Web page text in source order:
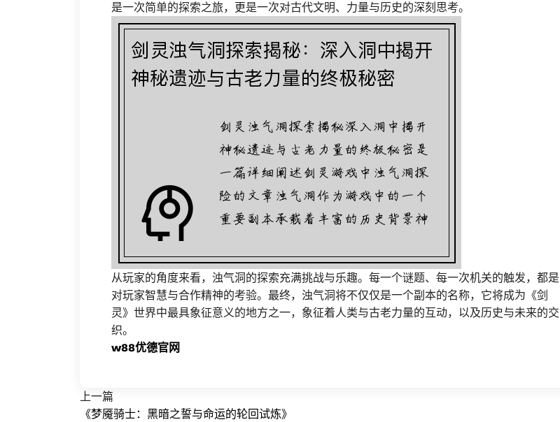
是一次简单的探索之旅，更是一次对古代文明、力量与历史的深刻思考。
从玩家的角度来看，浊气洞的探索充满挑战与乐趣。每一个谜题、每一次机关的触发，都是
对玩家智慧与合作精神的考验。最终，浊气洞将不仅仅是一个副本的名称，它将成为《剑
灵》世界中最具象征意义的地方之一，象征着人类与古老力量的互动，以及历史与未来的交
织。
w88优德官网
上一篇
《梦魇骑士：黑暗之誓与命运的轮回试炼》